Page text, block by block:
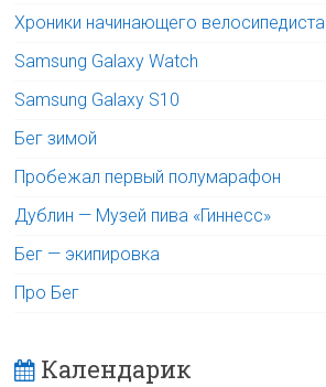
Хроники начинающего велосипедиста
Samsung Galaxy Watch
Samsung Galaxy S10
Бег зимой
Пробежал первый полумарафон
Дублин — Музей пива «Гиннесс»
Бег — экипировка
Про Бег
Календарик